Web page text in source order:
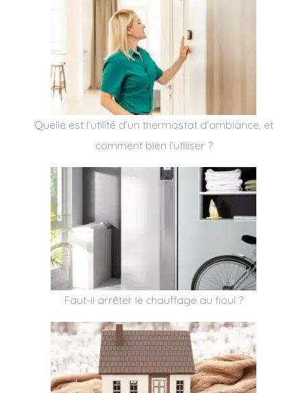
Quelle est l’utilité d’un thermostat d’ambiance, et
comment bien l’utiliser ?
Faut-il arrêter le chauffage au fioul ?